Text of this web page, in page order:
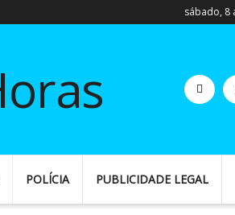
sábado, 8
POLÍCIA PUBLICIDADE LEGAL